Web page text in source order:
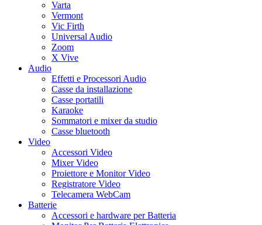
Varta
Vermont
Vic Firth
Universal Audio
Zoom
X Vive
Audio
Effetti e Processori Audio
Casse da installazione
Casse portatili
Karaoke
Sommatori e mixer da studio
Casse bluetooth
Video
Accessori Video
Mixer Video
Proiettore e Monitor Video
Registratore Video
Telecamera WebCam
Batterie
Accessori e hardware per Batteria